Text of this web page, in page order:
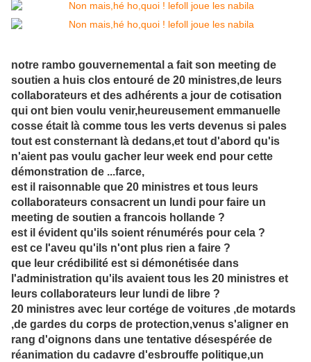
notre rambo gouvernemental a fait son meeting de
soutien a huis clos entouré de 20 ministres,de leurs
collaborateurs et des adhérents a jour de cotisation
qui ont bien voulu venir,heureusement emmanuelle
cosse était là comme tous les verts devenus si pales
tout est consternant là dedans,et tout d'abord qu'is
n'aient pas voulu gacher leur week end pour cette
démonstration de ...farce,
est il raisonnable que 20 ministres et tous leurs
collaborateurs consacrent un lundi pour faire un
meeting de soutien a francois hollande ?
est il évident qu'ils soient rénumérés pour cela ?
est ce l'aveu qu'ils n'ont plus rien a faire ?
que leur crédibilité est si démonétisée dans
l'administration qu'ils avaient tous les 20 ministres et
leurs collaborateurs leur lundi de libre ?
20 ministres avec leur cortége de voitures ,de motards
,de gardes du corps de protection,venus s'aligner en
rang d'oignons dans une tentative désespérée de
réanimation du cadavre d'esbrouffe politique,un